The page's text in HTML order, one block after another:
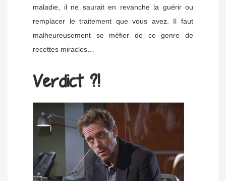
maladie, il ne saurait en revanche la guérir ou
remplacer le traitement que vous avez. Il faut
malheureusement se méfier de ce genre de
recettes miracles…
Verdict ?!